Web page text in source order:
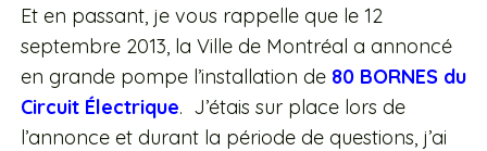
Et en passant, je vous rappelle que le 12
septembre 2013, la Ville de Montréal a annoncé
en grande pompe l’installation de 80 BORNES du
Circuit Électrique. J’étais sur place lors de
l’annonce et durant la période de questions, j’ai